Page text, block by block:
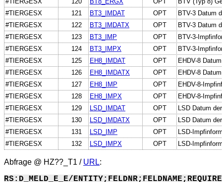
#TIERGESX
121 BT3_IMDAT OPT
BTV-3 Datum
#TIERGESX
122 BT3_IMDATX OPT
BTV-3 Datum
#TIERGESX
123 BT3_IMP OPT
BTV-3-
#TIERGESX
124 BT3_IMPX OPT
BTV-3-
#TIERGESX
125 EH8_IMDAT OPT
EHDV-8
#TIERGESX
126 EH8_IMDATX OPT
EHDV-8
#TIERGESX
127 EH8_IMP OPT
EHDV-8-
#TIERGESX
128 EH8_IMPX OPT
EHDV-8-
#TIERGESX
129 LSD_IMDAT OPT
LSD Datum
#TIERGESX
130 LSD_IMDATX OPT
LSD Datum
#TIERGESX
131 LSD_IMP OPT
LSD-
#TIERGESX
132 LSD_IMPX OPT LSD-
Abfrage @ HZ??_T1 / URL:
RS:D_MELD_E_E/